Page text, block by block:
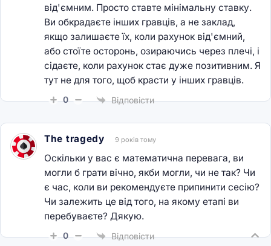
від'ємним. Просто ставте мінімальну ставку.
Ви обкрадаєте інших гравців, а не заклад,
якщо залишаєте їх, коли рахунок від'ємний,
або стоїте осторонь, озираючись через плечі, і
сідаєте, коли рахунок стає дуже позитивним. Я
тут не для того, щоб красти у інших гравців.
0 Відповісти
The tragedy 9 років тому
Оскільки у вас є математична перевага, ви
могли б грати вічно, якби могли, чи не так? Чи
є час, коли ви рекомендуєте припинити сесію?
Чи залежить це від того, на якому етапі ви
перебуваєте? Дякую.
0 Відповісти